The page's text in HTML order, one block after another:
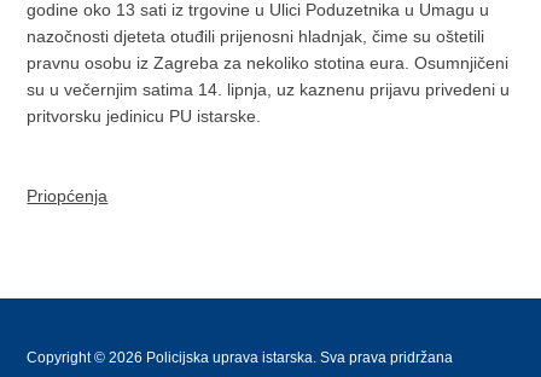
godine oko 13 sati iz trgovine u Ulici Poduzetnika u Umagu u
nazočnosti djeteta otuđili prijenosni hladnjak, čime su oštetili
pravnu osobu iz Zagreba za nekoliko stotina eura. Osumnjičeni
su u večernjim satima 14. lipnja, uz kaznenu prijavu privedeni u
pritvorsku jedinicu PU istarske.
Priopćenja
Copyright © 2026 Policijska uprava istarska. Sva prava pridržana